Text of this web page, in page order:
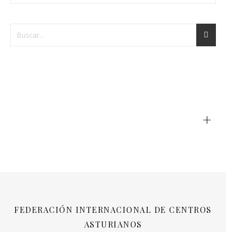
+
FEDERACIÓN INTERNACIONAL DE CENTROS
ASTURIANOS